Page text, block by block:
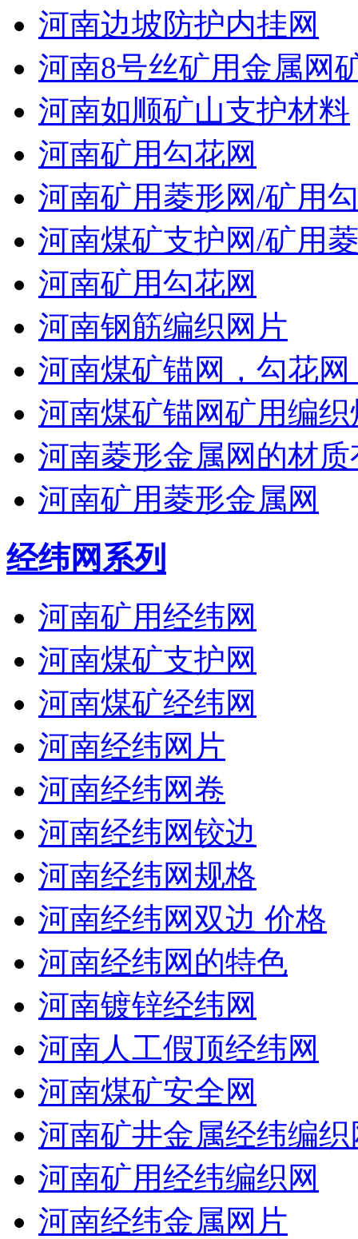
河南边坡防护内挂网
河南8号丝矿用金属网
河南如顺矿山支护材料
河南矿用勾花网
河南矿用菱形网/矿用
河南煤矿支护网/矿用
河南矿用勾花网
河南钢筋编织网片
河南煤矿锚网，勾花
河南煤矿锚网矿用编
河南菱形金属网的材质
河南矿用菱形金属网
经纬网系列
河南矿用经纬网
河南煤矿支护网
河南煤矿经纬网
河南经纬网片
河南经纬网卷
河南经纬网铰边
河南经纬网规格
河南经纬网双边 价格
河南经纬网的特色
河南镀锌经纬网
河南人工假顶经纬网
河南煤矿安全网
河南矿井金属经纬编织
河南矿用经纬编织网
河南经纬金属网片